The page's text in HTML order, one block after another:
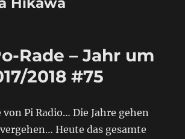
Rade – Jahr um
2018 #75
Pi Radio… Die Jahre gehen
Heute das gesamte